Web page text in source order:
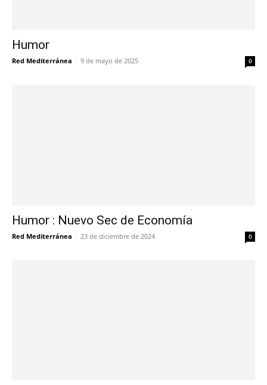
Humor
Red Mediterránea - 9 de mayo de 2025 0
Humor : Nuevo Sec de Economía
Red Mediterránea - 23 de diciembre de 2024 0